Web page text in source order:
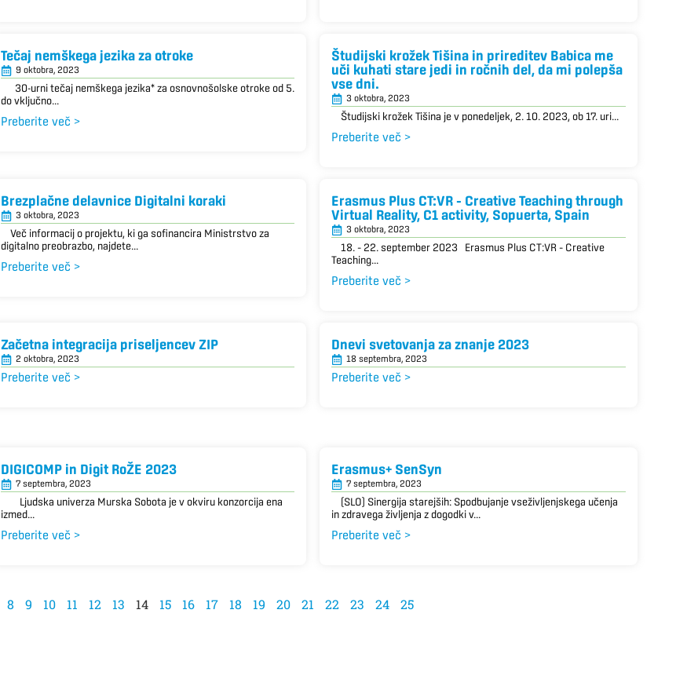
Tečaj nemškega jezika za otroke
9 oktobra, 2023
30-urni tečaj nemškega jezika* za osnovnošolske otroke od 5.
do vključno...
Preberite več >
Študijski krožek Tišina in prireditev Babica me
uči kuhati stare jedi in ročnih del, da mi polepša
vse dni.
3 oktobra, 2023
Študijski krožek Tišina je v ponedeljek, 2. 10. 2023, ob 17. uri...
Preberite več >
Brezplačne delavnice Digitalni koraki
3 oktobra, 2023
Več informacij o projektu, ki ga sofinancira Ministrstvo za
digitalno preobrazbo, najdete...
Preberite več >
Erasmus Plus CT:VR – Creative Teaching through
Virtual Reality, C1 activity, Sopuerta, Spain
3 oktobra, 2023
18. – 22. september 2023 Erasmus Plus CT:VR – Creative
Teaching...
Preberite več >
Začetna integracija priseljencev ZIP
2 oktobra, 2023
Preberite več >
Dnevi svetovanja za znanje 2023
18 septembra, 2023
Preberite več >
DIGICOMP in Digit RoŽE 2023
7 septembra, 2023
Ljudska univerza Murska Sobota je v okviru konzorcija ena
izmed...
Preberite več >
Erasmus+ SenSyn
7 septembra, 2023
(SLO) Sinergija starejših: Spodbujanje vseživljenjskega učenja
in zdravega življenja z dogodki v...
Preberite več >
8 9 10 11 12 13 14 15 16 17 18 19 20 21 22 23 24 25